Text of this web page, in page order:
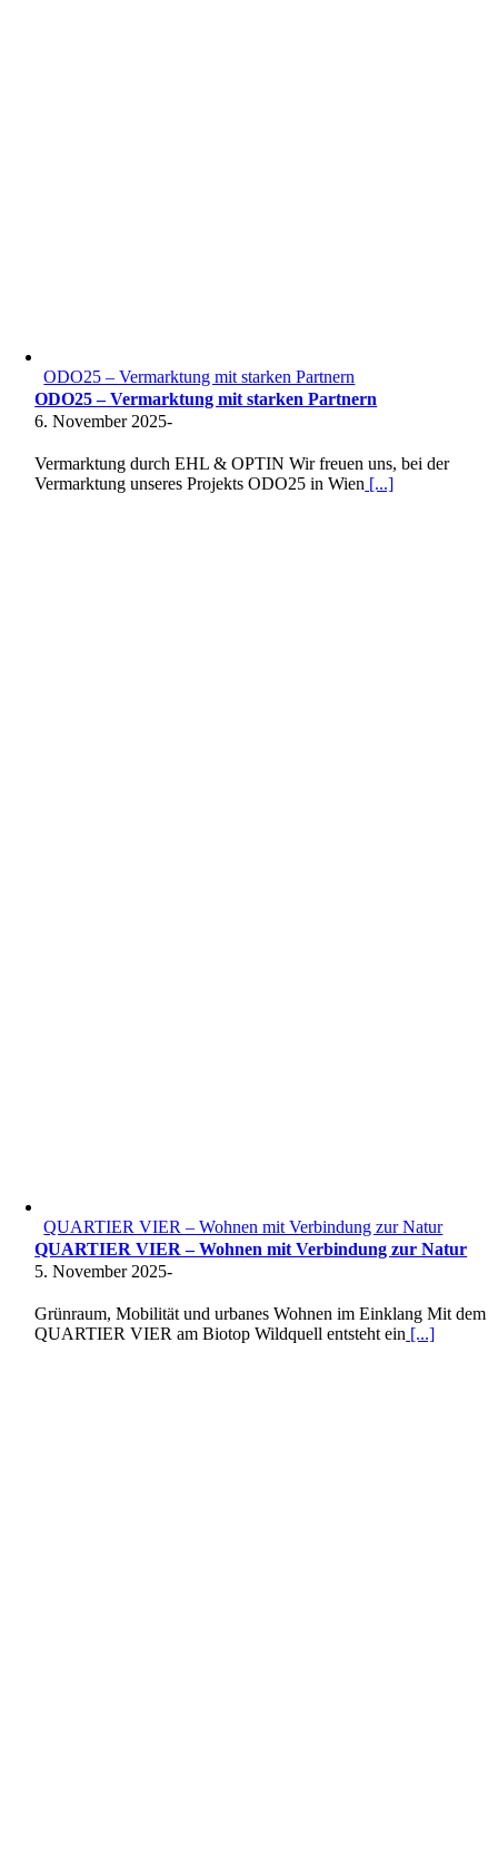
ODO25 – Vermarktung mit starken Partnern
ODO25 – Vermarktung mit starken Partnern
6. November 2025-
Vermarktung durch EHL & OPTIN Wir freuen uns, bei der
Vermarktung unseres Projekts ODO25 in Wien [...]
QUARTIER VIER – Wohnen mit Verbindung zur Natur
QUARTIER VIER – Wohnen mit Verbindung zur Natur
5. November 2025-
Grünraum, Mobilität und urbanes Wohnen im Einklang Mit dem
QUARTIER VIER am Biotop Wildquell entsteht ein [...]